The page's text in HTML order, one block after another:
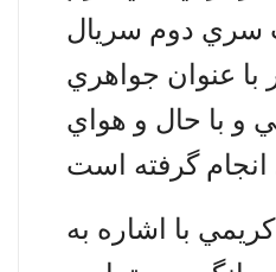
سري دوم سريال
عنوان جواهري
و با حال و هواي
با اشاره به